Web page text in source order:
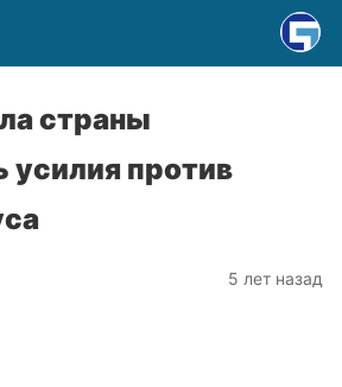
страны
усилия против
5 лет назад